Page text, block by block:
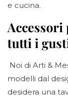
e cucina.
Accessori
tutti i
Noi di Arti &
modelli dal
desidera una